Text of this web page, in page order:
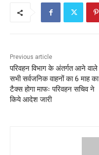
k
A
p
Previous article
परिवहन विभाग के अंतर्गत आने वाले
सभी सर्वजनिक वाहनों का 6 माह का
टैक्स होगा माफः परिवहन सचिव ने
किये आदेश जारी